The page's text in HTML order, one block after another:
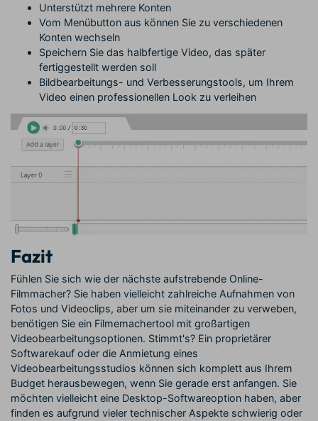
Unterstützt mehrere Konten
Vom Menübutton aus können Sie zu verschiedenen
Konten wechseln
Speichern Sie das halbfertige Video, das später
fertiggestellt werden soll
Bildbearbeitungs- und Verbesserungstools, um Ihrem
Video einen professionellen Look zu verleihen
Fazit
Fühlen Sie sich wie der nächste aufstrebende Online-
Filmmacher? Sie haben vielleicht zahlreiche Aufnahmen von
Fotos und Videoclips, aber um sie miteinander zu verweben,
benötigen Sie ein Filmemachertool mit großartigen
Videobearbeitungsoptionen. Stimmt's? Ein proprietärer
Softwarekauf oder die Anmietung eines
Videobearbeitungsstudios können sich komplett aus Ihrem
Budget herausbewegen, wenn Sie gerade erst anfangen. Sie
möchten vielleicht eine Desktop-Softwareoption haben, aber
finden es aufgrund vieler technischer Aspekte schwierig oder